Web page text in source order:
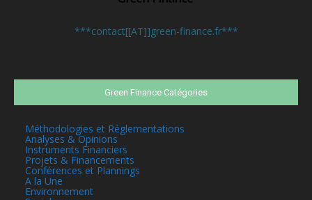
***contact[[AT]]green-finance.fr***
Green Finance Catégories
Méthodologies et Réglementations
Analyses & Opinions
Instruments Financiers
Projets & Financements
Conférences et Plannings
A la Une
Environnement